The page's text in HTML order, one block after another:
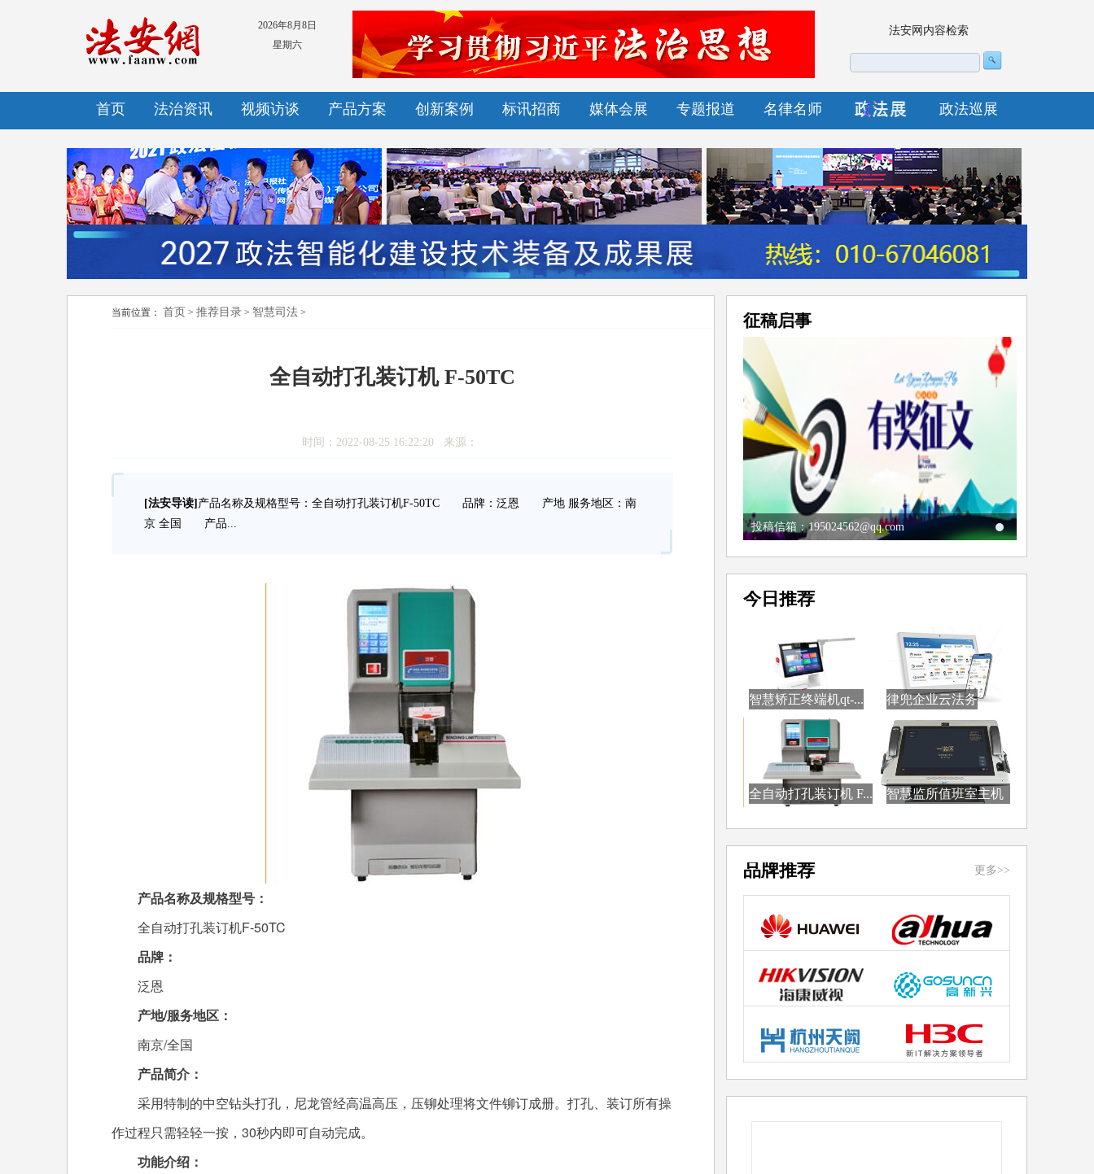
2026年8月8日
星期六
法安网内容检索
首页 法治资讯 视频访谈 产品方案 创新案例 标讯招商 媒体会展 专题报道 名律名师 政法巡展
当前位置： 首页 > 推荐目录 > 智慧司法 >
全自动打孔装订机 F-50TC
时间：2022-08-25 16:22:20 来源：
[法安导读] 产品名称及规格型号：全自动打孔装订机F-50TC 品牌：泛恩 产地 服务地区：南
京 全国 产品...
产品名称及规格型号：
全自动打孔装订机F-50TC
品牌：
泛恩
产地/服务地区：
南京/全国
产品简介：
采用特制的中空钻头打孔，尼龙管经高温高压，压铆处理将文件铆订成册。打孔、装订所有操
作过程只需轻轻一按，30秒内即可自动完成。
功能介绍：
征稿启事
投稿信箱：195024562@qq.com
今日推荐
智慧矫正终端机qt-... 律兜企业云法务
全自动打孔装订机 F...
智慧监所值班室主机
品牌推荐 更多>>